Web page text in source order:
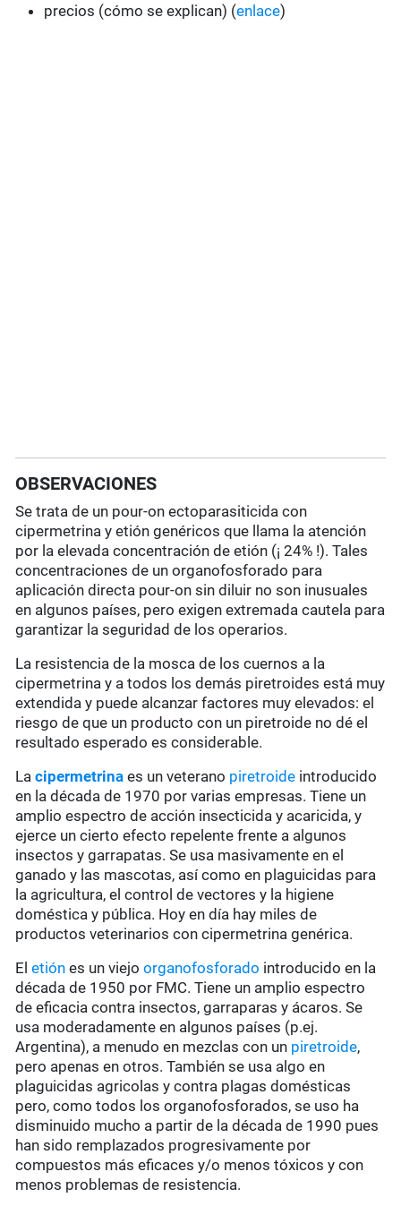
precios (cómo se explican) (enlace)
OBSERVACIONES
Se trata de un pour-on ectoparasiticida con
cipermetrina y etión genéricos que llama la atención
por la elevada concentración de etión (¡ 24% !). Tales
concentraciones de un organofosforado para
aplicación directa pour-on sin diluir no son inusuales
en algunos países, pero exigen extremada cautela para
garantizar la seguridad de los operarios.
La resistencia de la mosca de los cuernos a la
cipermetrina y a todos los demás piretroides está muy
extendida y puede alcanzar factores muy elevados: el
riesgo de que un producto con un piretroide no dé el
resultado esperado es considerable.
Lacipermetrinaes un veterano piretroide introducido
en la década de 1970 por varias empresas. Tiene un
amplio espectro de acción insecticida y acaricida, y
ejerce un cierto efecto repelente frente a algunos
insectos y garrapatas. Se usa masivamente en el
ganado y las mascotas, así como en plaguicidas para
la agricultura, el control de vectores y la higiene
doméstica y pública. Hoy en día hay miles de
productos veterinarios con cipermetrina genérica.
Eletión es un viejoorganofosforado introducido en la
década de 1950 por FMC. Tiene un amplio espectro
de eficacia contra insectos, garraparas y ácaros. Se
usa moderadamente en algunos países (p.ej.
Argentina), a menudo en mezclas con un piretroide,
pero apenas en otros. También se usa algo en
plaguicidas agricolas y contra plagas domésticas
pero, como todos los organofosforados, se uso ha
disminuido mucho a partir de la década de 1990 pues
han sido remplazados progresivamente por
compuestos más eficaces y/o menos tóxicos y con
menos problemas de resistencia.